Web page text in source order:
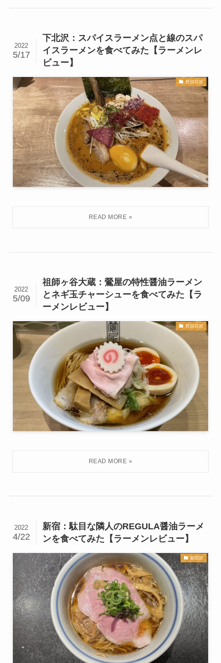
下北沢：スパイスラーメン点と線のスパ
イスラーメンを食べてみた【ラーメンレ
ビュー】
2022
5/17
世田谷区
祖師ヶ谷大蔵：鶯屋の特性醤油ラーメン
とネギ玉チャーシューを食べてみた【ラ
ーメンレビュー】
2022
5/09
世田谷区
新宿：駄目な隣人のREGULA醤油ラーメ
ンを食べてみた【ラーメンレビュー】
2022
4/22
新宿区